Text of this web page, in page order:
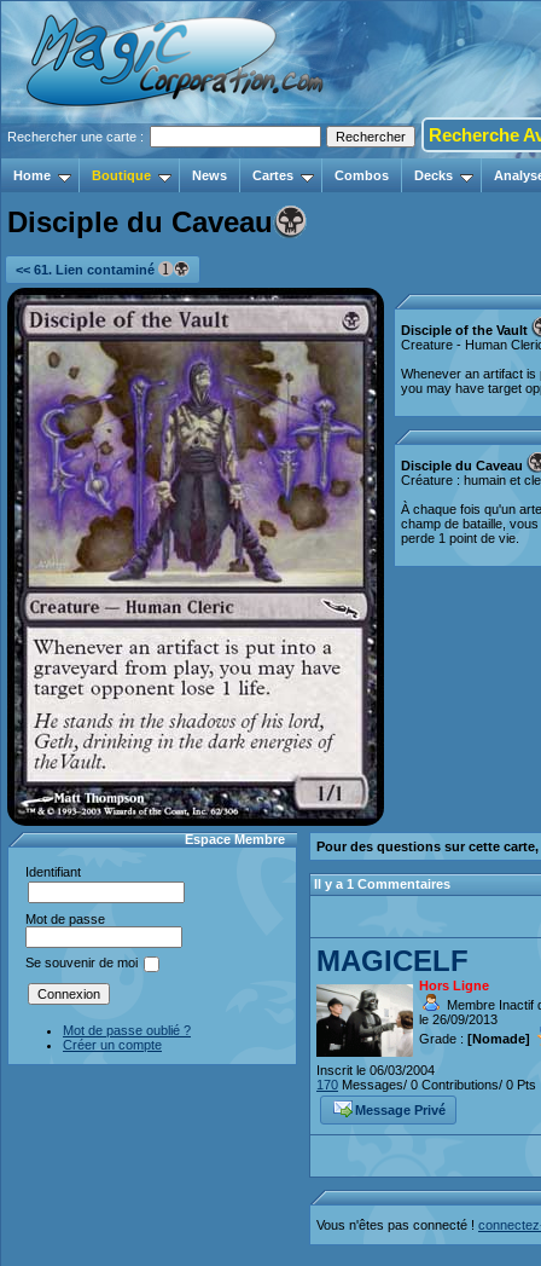
Rechercher une carte : Recherche
Home Boutique News Cartes Combos Decks
Disciple du Caveau
<< 61. Lien contaminé
Disciple of the Vault
Creature - Human
Whenever an artifact is
you may have target
Disciple du Caveau
Créature : humain et
À chaque fois qu'un
champ de bataille,
perde 1 point de vie.
Espace Membre
Identifiant
Mot de passe
Se souvenir de moi
Mot de passe oublié ?
Créer un compte
Pour des questions sur cette
Il y a 1 Commentaires
MAGICELF
Hors Ligne
Membre Inactif
le 26/09/2013
Grade : [Nomade]
Inscrit le 06/03/2004
170 Messages/ 0 Contributions/ 0 Pts
Message Privé
Vous n'êtes pas connecté !